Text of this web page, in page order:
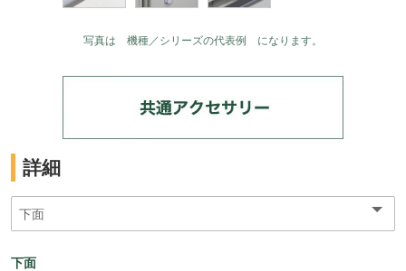
写真は 機種／シリーズの代表例 になります。
詳細
下面